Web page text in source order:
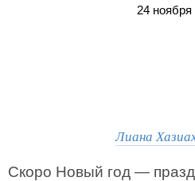
24 ноября
Лиана
Скоро Новый год —